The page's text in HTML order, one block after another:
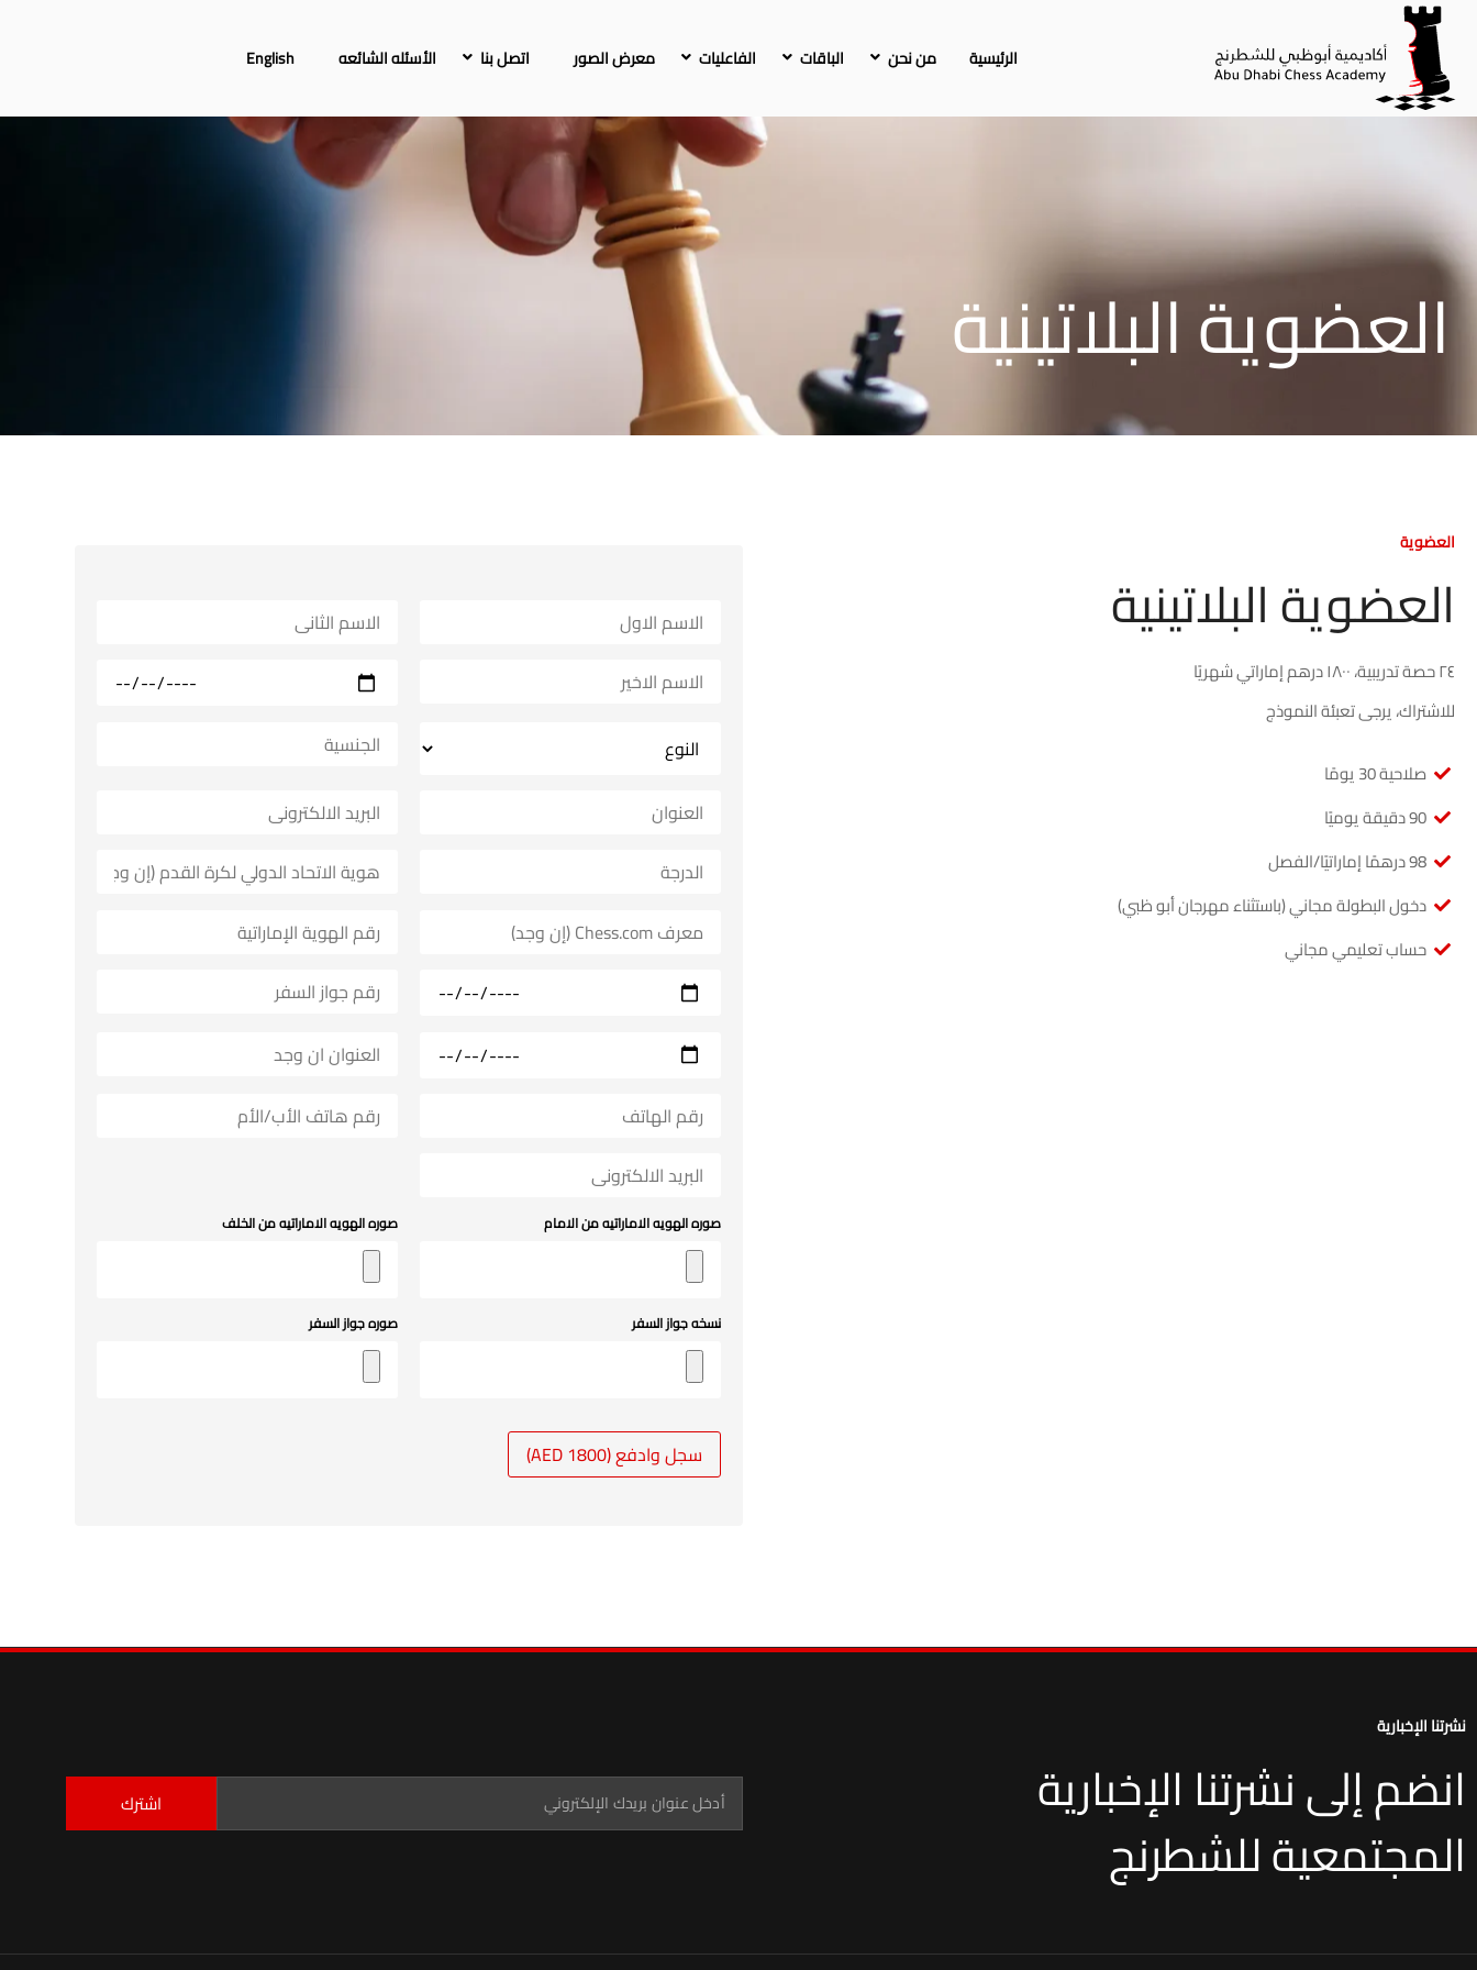
الرئيسية من نحن الباقات الفاعليات معرض الصور اتصل بنا الأسئله الشائعه English
العضوية البلاتينية
العضوية
العضوية البلاتينية
٢٤ حصة تدريبية، ١٨٠٠ درهم إماراتي شهريًا
للاشتراك، يرجى تعبئة النموذج
صلاحية 30 يومًا
90 دقيقة يوميًا
98 درهمًا إماراتيًا/الفصل
دخول البطولة مجاني (باستثناء مهرجان أبو ظبي)
حساب تعليمي مجاني
صوره الهويه الاماراتيه من الامام صوره الهويه الاماراتيه من الخلف
نسخه جواز السفر صوره جواز السفر
سجل وادفع (1800 AED)
نشرتنا الإخبارية
انضم إلى نشرتنا الإخبارية
المجتمعية للشطرنج
اشترك